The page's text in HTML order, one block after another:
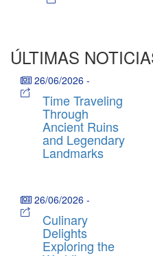
ÚLTIMAS
26/06/2026 -
Time Traveling
Through
Ancient Ruins
and Legendary
Landmarks
26/06/2026 -
Culinary
Delights
Exploring the